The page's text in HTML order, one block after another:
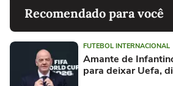
Recomendado para você
FUTEBOL INTERNACIONAL
Amante de
para deixar Uefa,